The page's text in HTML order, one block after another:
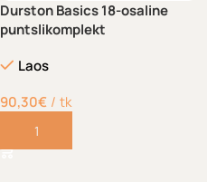
Durston Basics 18-osaline
puntslikomplekt
Laos
90,30€ tk
Lisa korvi